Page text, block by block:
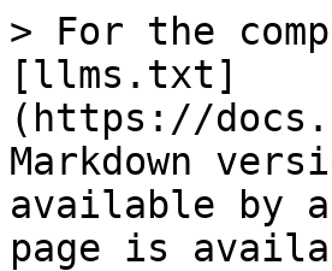
> For the
[llms.txt]
(https://
Markdown
available by
page is